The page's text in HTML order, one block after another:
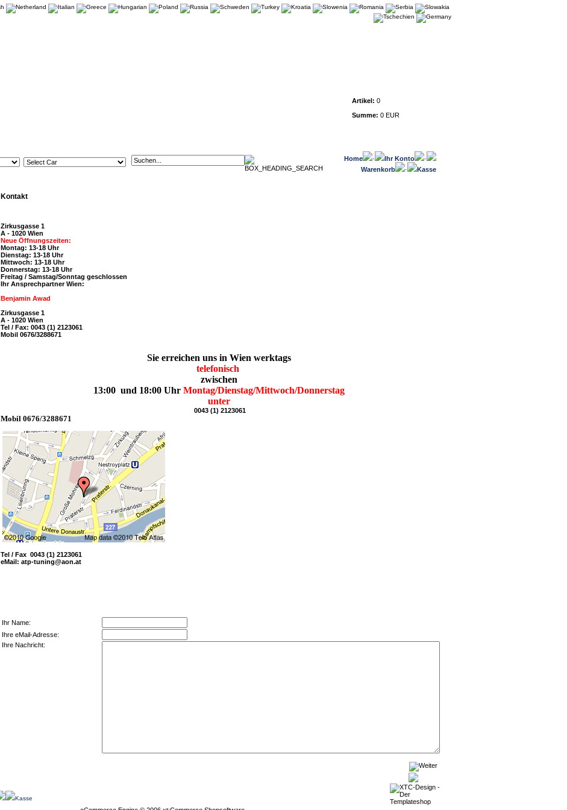
Artikel: 0
Summe: 0 EUR
Home · Ihr Konto
·
Warenkorb
· Kasse
Kontakt
Zirkusgasse 1
A - 1020 Wien
Neue Öffnungszeiten:
Montag: 13-18 Uhr
Dienstag: 13-18 Uhr
Mittwoch: 13-18 Uhr
Donnerstag: 13-18 Uhr
Freitag / Samstag/Sonntag geschlossen
Ihr Ansprechpartner Wien:
Benjamin Awad
Zirkusgasse 1
A - 1020 Wien
Tel / Fax: 0043 (1) 2123061
Mobil 0676/3288671
Sie erreichen uns in Wien werktags
telefonisch
zwischen
13:00 und 18:00 Uhr Montag/Dienstag/Mittwoch/Donnerstag
unter
0043 (1) 2123061
Mobil 0676/3288671
Tel / Fax 0043 (1) 2123061
eMail: atp-tuning@aon.at
Ihr Name:
Ihre eMail-Adresse:
Ihre Nachricht:
Kasse